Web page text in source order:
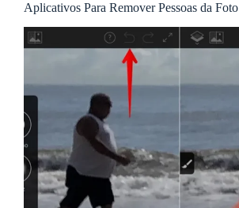
Aplicativos Para Remover Pessoas da Foto